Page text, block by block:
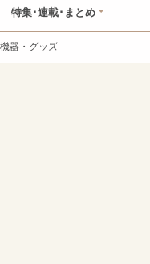
特集･連載･まとめ
器・グッズ